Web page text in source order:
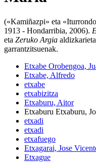
(«Kamiñazpi» eta
1913 - Hondarribia, 2006).
eta Zeruko Argia
garrantzitsuenak.
Etxabe Orobengoa,
Etxabe, Alfredo
etxabe
etxabizitza
Etxaburu, Aitor
Etxaburu Etxaburu,
etxadi
etxadi
etxafuego
Etxagarai, Jose
Etxague